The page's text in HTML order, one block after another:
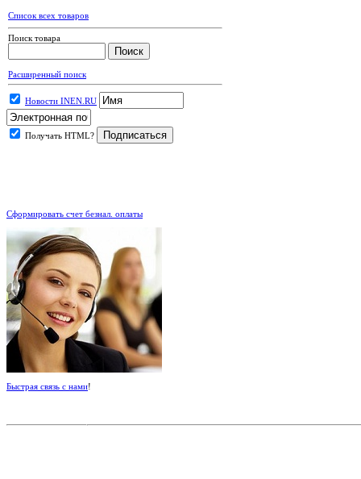
Список всех товаров
Поиск товара
Расширенный поиск
Новости INEN.RU
Получать HTML?
Сформировать счет безнал. оплаты
Быстрая связь с нами!